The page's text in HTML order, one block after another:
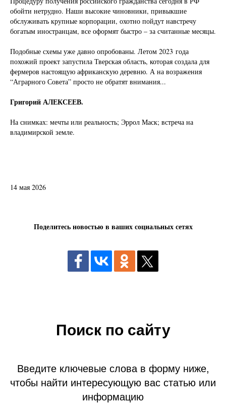
обойти нетрудно. Наши высокие чиновники, привыкшие
обслуживать крупные корпорации, охотно пойдут навстречу
богатым иностранцам, все оформят быстро – за считанные месяцы.
Подобные схемы уже давно опробованы. Летом 2023 года
похожий проект запустила Тверская область, которая создала для
фермеров настоящую африканскую деревню. А на возражения
“Аграрного Совета” просто не обратят внимания...
Григорий АЛЕКСЕЕВ.
На снимках: мечты или реальность; Эррол Маск; встреча на
владимирской земле.
14 мая 2026
Поделитесь новостью в ваших социальных сетях
Поиск по сайту
Введите ключевые слова в форму ниже,
чтобы найти интересующую вас статью или
информацию